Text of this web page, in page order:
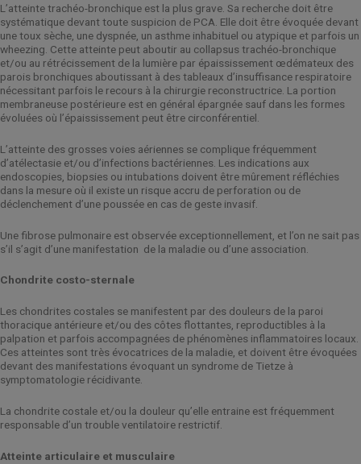
L’atteinte trachéo-bronchique est la plus grave. Sa recherche doit être
systématique devant toute suspicion de PCA. Elle doit être évoquée devant
une toux sèche, une dyspnée, un asthme inhabituel ou atypique et parfois un
wheezing. Cette atteinte peut aboutir au collapsus trachéo-bronchique
et/ou au rétrécissement de la lumière par épaississement œdémateux des
parois bronchiques aboutissant à des tableaux d’insuffisance respiratoire
nécessitant parfois le recours à la chirurgie reconstructrice. La portion
membraneuse postérieure est en général épargnée sauf dans les formes
évoluées où l’épaississement peut être circonférentiel.
L’atteinte des grosses voies aériennes se complique fréquemment
d’atélectasie et/ou d’infections bactériennes. Les indications aux
endoscopies, biopsies ou intubations doivent être mûrement réfléchies
dans la mesure où il existe un risque accru de perforation ou de
déclenchement d’une poussée en cas de geste invasif.
Une fibrose pulmonaire est observée exceptionnellement, et l’on ne sait pas
s’il s’agit d’une manifestation de la maladie ou d’une association.
Chondrite costo-sternale
Les chondrites costales se manifestent par des douleurs de la paroi
thoracique antérieure et/ou des côtes flottantes, reproductibles à la
palpation et parfois accompagnées de phénomènes inflammatoires locaux.
Ces atteintes sont très évocatrices de la maladie, et doivent être évoquées
devant des manifestations évoquant un syndrome de Tietze à
symptomatologie récidivante.
La chondrite costale et/ou la douleur qu’elle entraine est fréquemment
responsable d’un trouble ventilatoire restrictif.
Atteinte articulaire et musculaire